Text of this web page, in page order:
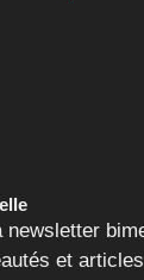
newsletter
et articles